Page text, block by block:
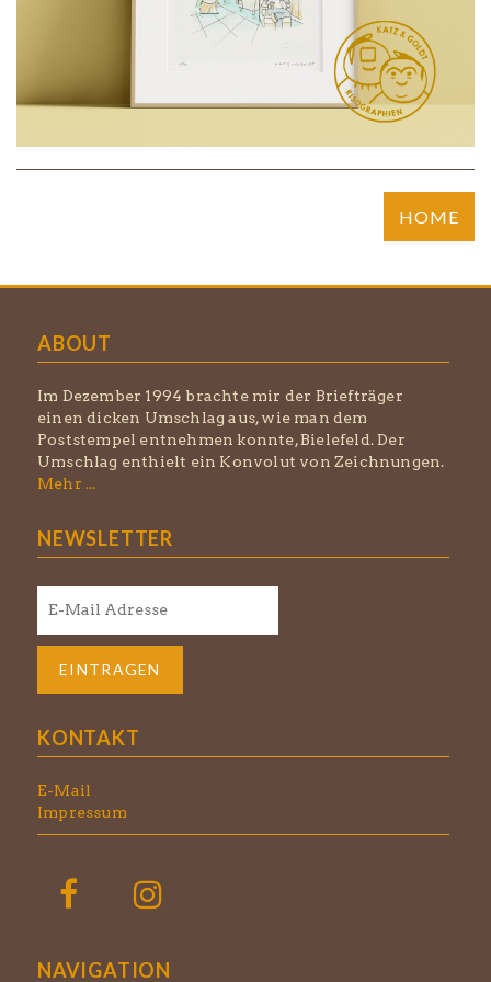
HOME
ABOUT
Im Dezember 1994 brachte mir der Briefträger
einen dicken Umschlag aus, wie man dem
Poststempel entnehmen konnte, Bielefeld. Der
Umschlag enthielt ein Konvolut von Zeichnungen.
Mehr ...
NEWSLETTER
KONTAKT
E-Mail
Impressum
NAVIGATION